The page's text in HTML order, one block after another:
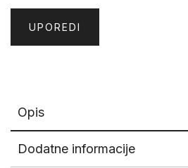
UPOREDI
Opis
Dodatne informacije